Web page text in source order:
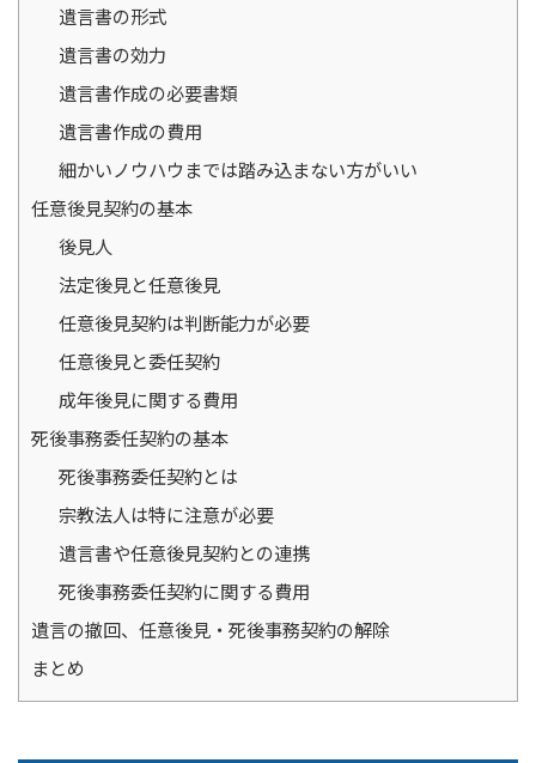
遺言書の形式
遺言書の効力
遺言書作成の必要書類
遺言書作成の費用
細かいノウハウまでは踏み込まない方がいい
任意後見契約の基本
後見人
法定後見と任意後見
任意後見契約は判断能力が必要
任意後見と委任契約
成年後見に関する費用
死後事務委任契約の基本
死後事務委任契約とは
宗教法人は特に注意が必要
遺言書や任意後見契約との連携
死後事務委任契約に関する費用
遺言の撤回、任意後見・死後事務契約の解除
まとめ